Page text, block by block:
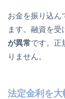
お金を振り込ん
ます。融資を受
が異常です。正
りません。
法定金利を